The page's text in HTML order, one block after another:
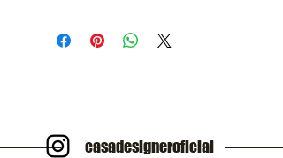
casadesigneroficial